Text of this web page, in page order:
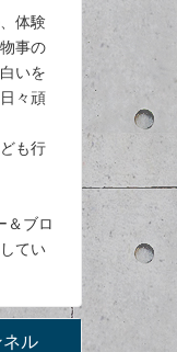
体験
事の
いを
々頑
も行
＆ブロ
てい
ル